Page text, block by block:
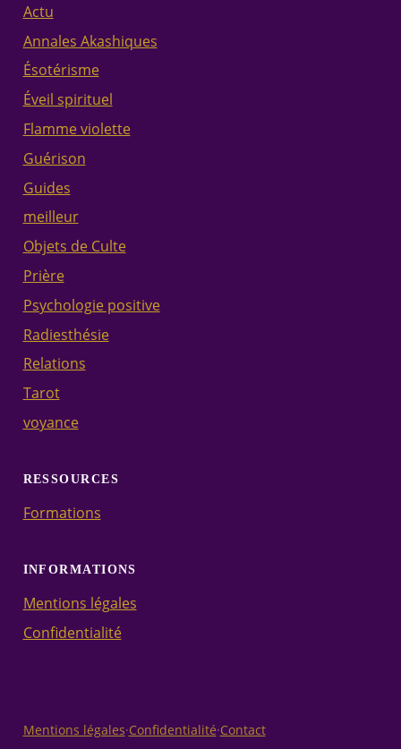
Actu
Annales Akashiques
Ésotérisme
Éveil spirituel
Flamme violette
Guérison
Guides
meilleur
Objets de Culte
Prière
Psychologie positive
Radiesthésie
Relations
Tarot
voyance
RESSOURCES
Formations
INFORMATIONS
Mentions légales
Confidentialité
Mentions légales·Confidentialité·Contact